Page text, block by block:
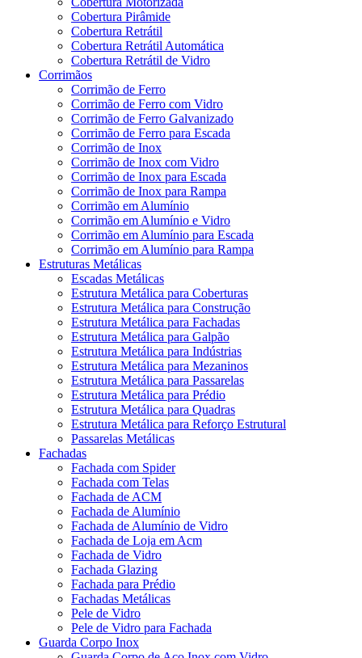
Cobertura Pirâmide
Cobertura Retrátil
Cobertura Retrátil Automática
Cobertura Retrátil de Vidro
Corrimãos
Corrimão de Ferro
Corrimão de Ferro com Vidro
Corrimão de Ferro Galvanizado
Corrimão de Ferro para Escada
Corrimão de Inox
Corrimão de Inox com Vidro
Corrimão de Inox para Escada
Corrimão de Inox para Rampa
Corrimão em Alumínio
Corrimão em Alumínio e Vidro
Corrimão em Alumínio para Escada
Corrimão em Alumínio para Rampa
Estruturas Metálicas
Escadas Metálicas
Estrutura Metálica para Coberturas
Estrutura Metálica para Construção
Estrutura Metálica para Fachadas
Estrutura Metálica para Galpão
Estrutura Metálica para Indústrias
Estrutura Metálica para Mezaninos
Estrutura Metálica para Passarelas
Estrutura Metálica para Prédio
Estrutura Metálica para Quadras
Estrutura Metálica para Reforço Estrutural
Passarelas Metálicas
Fachadas
Fachada com Spider
Fachada com Telas
Fachada de ACM
Fachada de Alumínio
Fachada de Alumínio de Vidro
Fachada de Loja em Acm
Fachada de Vidro
Fachada Glazing
Fachada para Prédio
Fachadas Metálicas
Pele de Vidro
Pele de Vidro para Fachada
Guarda Corpo Inox